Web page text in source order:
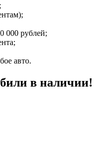
;
000 рублей;
авто.
в наличии!